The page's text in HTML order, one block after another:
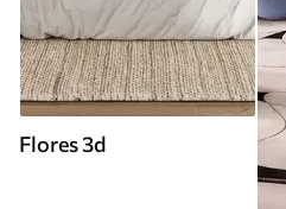
Flores 3d